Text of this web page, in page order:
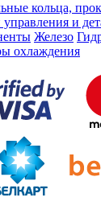
кольца,
и
Железо
охлаждения